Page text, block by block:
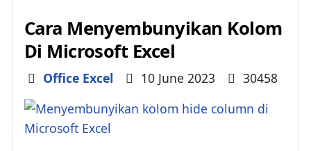
Cara Menyembunyikan Kolom
Di Microsoft Excel
Details
Office Excel 10 June 2023 30458